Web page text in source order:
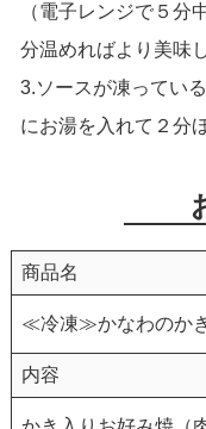
（電子レンジで５分
分温めればより美味
3.ソースが凍ってい
にお湯を入れて２分
商品名
≪冷凍≫かなわのか
内容